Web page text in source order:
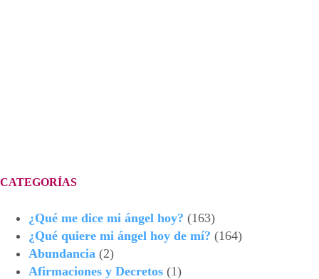
CATEGORÍAS
¿Qué me dice mi ángel hoy? (163)
¿Qué quiere mi ángel hoy de mí? (164)
Abundancia (2)
Afirmaciones y Decretos (1)